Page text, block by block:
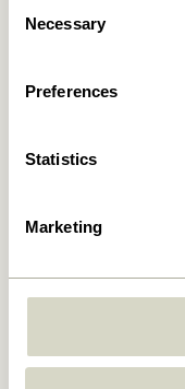
Selection
Necessary
Preferences
Statistics
Marketing
Mochi Pouf
Blau/ Multifarben
In den warenkorb